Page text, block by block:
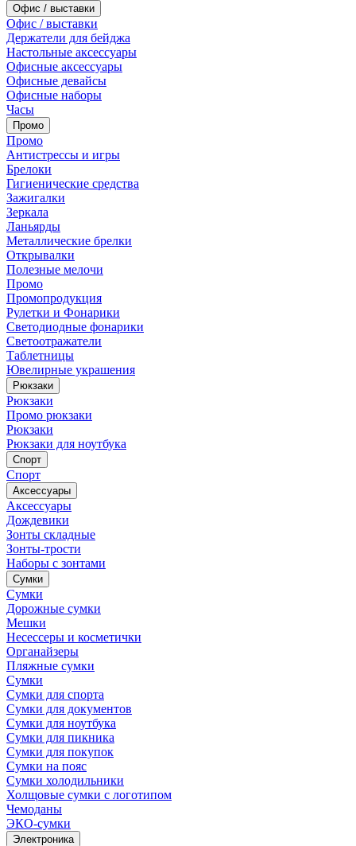
Офис / выставки
Офис / выставки
Держатели для бейджа
Настольные аксессуары
Офисные аксессуары
Офисные девайсы
Офисные наборы
Часы
Промо
Промо
Антистрессы и игры
Брелоки
Гигиенические средства
Зажигалки
Зеркала
Ланьярды
Металлические брелки
Открывалки
Полезные мелочи
Промо
Промопродукция
Рулетки и Фонарики
Светодиодные фонарики
Светоотражатели
Таблетницы
Ювелирные украшения
Рюкзаки
Рюкзаки
Промо рюкзаки
Рюкзаки
Рюкзаки для ноутбука
Спорт
Спорт
Аксессуары
Аксессуары
Дождевики
Зонты складные
Зонты-трости
Наборы с зонтами
Сумки
Сумки
Дорожные сумки
Мешки
Несессеры и косметички
Органайзеры
Пляжные сумки
Сумки
Сумки для спорта
Сумки для документов
Сумки для ноутбука
Сумки для пикника
Сумки для покупок
Сумки на пояс
Сумки холодильники
Холщовые сумки с логотипом
Чемоданы
ЭКО-сумки
Электроника